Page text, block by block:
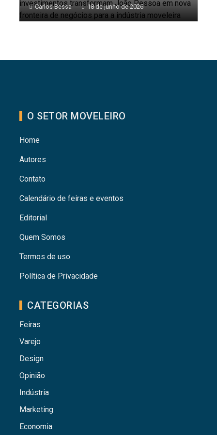
Carlos Bessa 18 de junho de 2026
O SETOR MOVELEIRO
Home
Autores
Contato
Calendário de feiras e eventos
Editorial
Quem Somos
Termos de uso
Política de Privacidade
CATEGORIAS
Feiras
Varejo
Design
Opinião
Indústria
Marketing
Economia